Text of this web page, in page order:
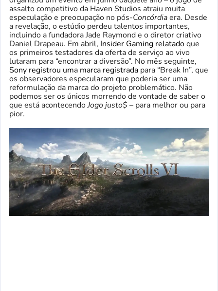
assalto competitivo da Haven Studios atraiu muita
especulação e preocupação no pós-Concórdiaera. Desde
a revelação, o estúdio perdeu talentos importantes,
incluindo a fundadora Jade Raymond e o diretor criativo
Daniel Drapeau. Em abril, Insider Gaming relatadoque
os primeiros testadores da oferta de serviço ao vivo
lutaram para “encontrar a diversão”. No mês seguinte,
Sony registrou uma marca registrada para “Break In”, que
os observadores especularam que poderia ser uma
reformulação da marca do projeto problemático. Não
podemos ser os únicos morrendo de vontade de saber o
que está acontecendoJogo justo$– para melhor ou para
pior.